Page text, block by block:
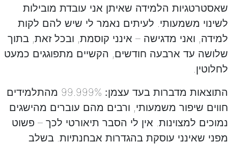
שאסטרטגיות הלמידה שאיתן אני עובדת מובילות
לשינוי משמעותי. לעיתים נאמר לי שיש להם לקות
למידה, ואני מדגישה – אינני קוסמת, ובכל זאת, בתוך
שלושה עד ארבעה חודשים, הקשיים מתפוגגים כמעט
לחלוטין.
התוצאות מדברות בעד עצמן:
99.999% מהתלמידים
חווים שיפור משמעותי, ורבים מהם עוברים מהישגים
נמוכים למצוינות. אין לי הסבר תיאורטי לכך – פשוט
מפני שאינני עוסקת בהגדרות אבחנתיות. בשלב